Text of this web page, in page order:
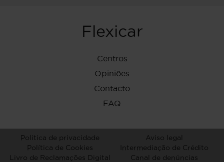
Flexicar
Centros
Opiniões
Contacto
FAQ
Politica de privacidade
Aviso legal
Política de Cookies
Intermediação de Crédito
Livro de Reclamações Digital
Canal de denúncias